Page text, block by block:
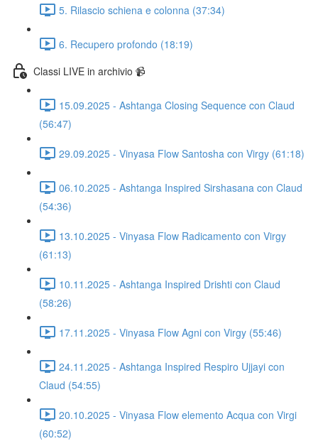
5. Rilascio schiena e colonna (37:34)
6. Recupero profondo (18:19)
Classi LIVE in archivio 📹
15.09.2025 - Ashtanga Closing Sequence con Claud
(56:47)
29.09.2025 - Vinyasa Flow Santosha con Virgy (61:18)
06.10.2025 - Ashtanga Inspired Sirshasana con Claud
(54:36)
13.10.2025 - Vinyasa Flow Radicamento con Virgy
(61:13)
10.11.2025 - Ashtanga Inspired Drishti con Claud
(58:26)
17.11.2025 - Vinyasa Flow Agni con Virgy (55:46)
24.11.2025 - Ashtanga Inspired Respiro Ujjayi con
Claud (54:55)
20.10.2025 - Vinyasa Flow elemento Acqua con Virgi
(60:52)